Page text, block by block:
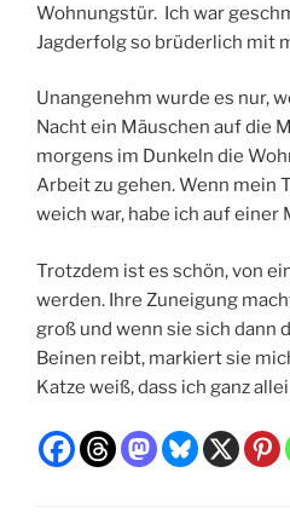
Wohnungstür. Ich war
Jagderfolg so brüderlich mit
Unangenehm wurde es nur,
Nacht ein Mäuschen auf die
morgens im Dunkeln die
Arbeit zu gehen. Wenn mein
weich war, habe ich auf einer
Trotzdem ist es schön, von
werden. Ihre Zuneigung
groß und wenn sie sich dann
Beinen reibt, markiert sie
Katze weiß, dass ich ganz